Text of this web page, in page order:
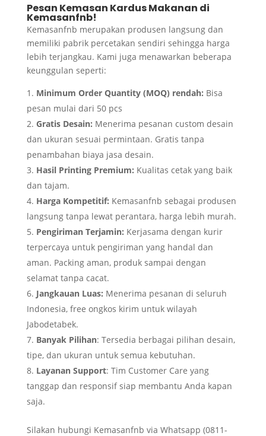
Pesan Kemasan Kardus Makanan di
Kemasanfnb!
Kemasanfnb merupakan produsen langsung dan
memiliki pabrik percetakan sendiri sehingga harga
lebih terjangkau. Kami juga menawarkan beberapa
keunggulan seperti:
Minimum Order Quantity (MOQ) rendah: Bisa
pesan mulai dari 50 pcs
Gratis Desain: Menerima pesanan custom desain
dan ukuran sesuai permintaan. Gratis tanpa
penambahan biaya jasa desain.
Hasil Printing Premium: Kualitas cetak yang baik
dan tajam.
Harga Kompetitif: Kemasanfnb sebagai produsen
langsung tanpa lewat perantara, harga lebih murah.
Pengiriman Terjamin: Kerjasama dengan kurir
terpercaya untuk pengiriman yang handal dan
aman. Packing aman, produk sampai dengan
selamat tanpa cacat.
Jangkauan Luas: Menerima pesanan di seluruh
Indonesia, free ongkos kirim untuk wilayah
Jabodetabek.
Banyak Pilihan: Tersedia berbagai pilihan desain,
tipe, dan ukuran untuk semua kebutuhan.
Layanan Support: Tim Customer Care yang
tanggap dan responsif siap membantu Anda kapan
saja.
Silakan hubungi Kemasanfnb via Whatsapp (0811-